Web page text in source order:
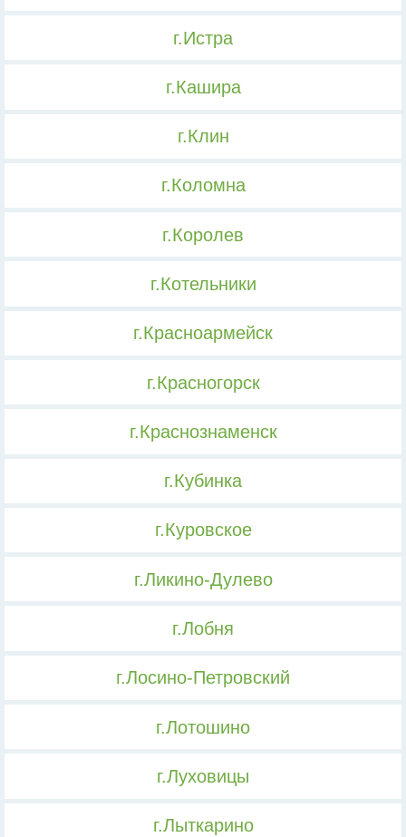
г.Истра
г.Кашира
г.Клин
г.Коломна
г.Королев
г.Котельники
г.Красноармейск
г.Красногорск
г.Краснознаменск
г.Кубинка
г.Куровское
г.Ликино-Дулево
г.Лобня
г.Лосино-Петровский
г.Лотошино
г.Луховицы
г.Лыткарино